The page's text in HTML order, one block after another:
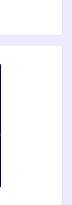
f) - CCAS DE